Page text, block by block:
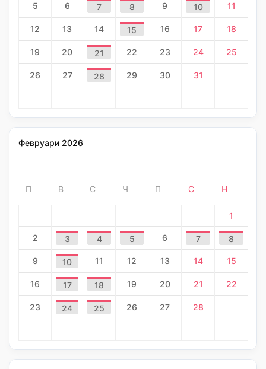
5 6 7 8 9 10 11
12 13 14 15 16 17 18
19 20 21 22 23 24 25
26 27 28 29 30 31
Февруари 2026
П В С Ч П С Н
1
2 3 4 5 6 7 8
9 10 11 12 13 14 15
16 17 18 19 20 21 22
23 24 25 26 27 28